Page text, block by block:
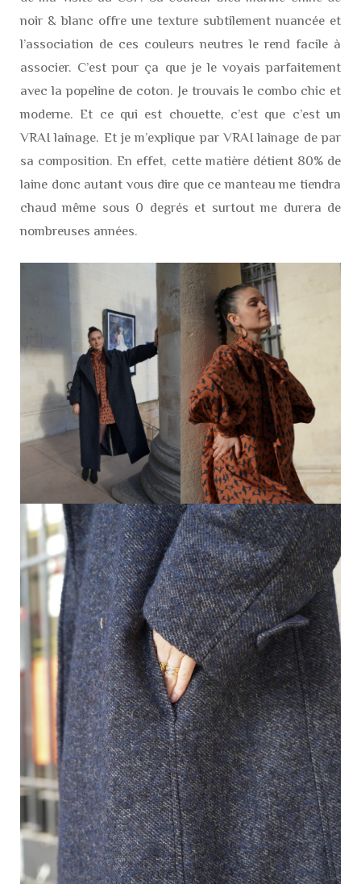
noir & blanc offre une texture subtilement nuancée et
l’association de ces couleurs neutres le rend facile à
associer. C’est pour ça que je le voyais parfaitement
avec la popeline de coton. Je trouvais le combo chic et
moderne. Et ce qui est chouette, c’est que c’est un
VRAI lainage. Et je m’explique par VRAI lainage de par
sa composition. En effet, cette matière détient 80% de
laine donc autant vous dire que ce manteau me tiendra
chaud même sous 0 degrés et surtout me durera de
nombreuses années.